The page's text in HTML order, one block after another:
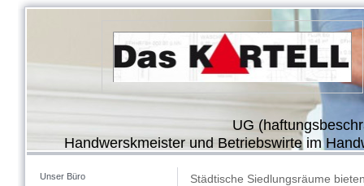
UG
Handwerskmeister und Betriebswirte im
Unser Büro
Städtische Siedlungsräume